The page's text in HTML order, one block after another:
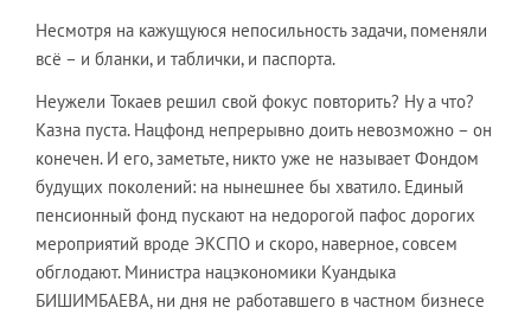
Несмотря на кажущуюся непосильность задачи, поменяли
всё – и бланки, и таблички, и паспорта.
Неужели Токаев решил свой фокус повторить? Ну а что?
Казна пуста. Нацфонд непрерывно доить невозможно – он
конечен. И его, заметьте, никто уже не называет Фондом
будущих поколений: на нынешнее бы хватило. Единый
пенсионный фонд пускают на недорогой пафос дорогих
мероприятий вроде ЭКСПО и скоро, наверное, совсем
обглодают. Министра нацэкономики Куандыка
БИШИМБАЕВА, ни дня не работавшего в частном бизнесе